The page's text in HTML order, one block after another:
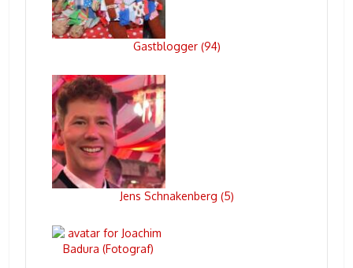
Gastblogger (94)
Jens Schnakenberg (5)